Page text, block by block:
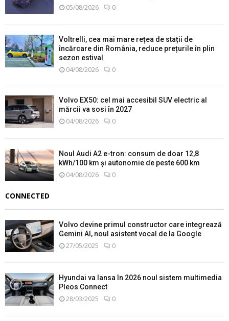
05/08/2026 0
Voltrelli, cea mai mare rețea de stații de
încărcare din România, reduce prețurile în plin
sezon estival
04/08/2026 0
Volvo EX50: cel mai accesibil SUV electric al
mărcii va sosi în 2027
04/08/2026 0
Noul Audi A2 e-tron: consum de doar 12,8
kWh/100 km și autonomie de peste 600 km
04/08/2026 0
CONNECTED
Volvo devine primul constructor care integrează
Gemini AI, noul asistent vocal de la Google
27/05/2025 0
Hyundai va lansa în 2026 noul sistem multimedia
Pleos Connect
28/03/2025 0